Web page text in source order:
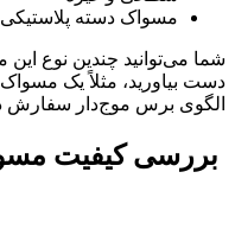
مسواک دسته پلاستیکی
شما می‌توانید چندین نوع
دست بیاورید، مثلاً یک
الگوی برس موج‌دار سفارش
بررسی کیفیت